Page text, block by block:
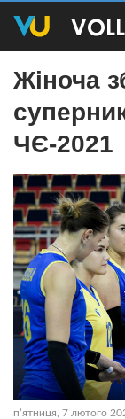
Жіноча
ЧЄ-2021
пʼятниця, 7 лютого